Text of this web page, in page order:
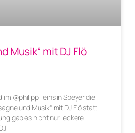
Musik“ mit DJ Flö
im @philipp_eins in Speyer die
und Musik“ mit DJ Flö statt.
gab es nicht nur leckere